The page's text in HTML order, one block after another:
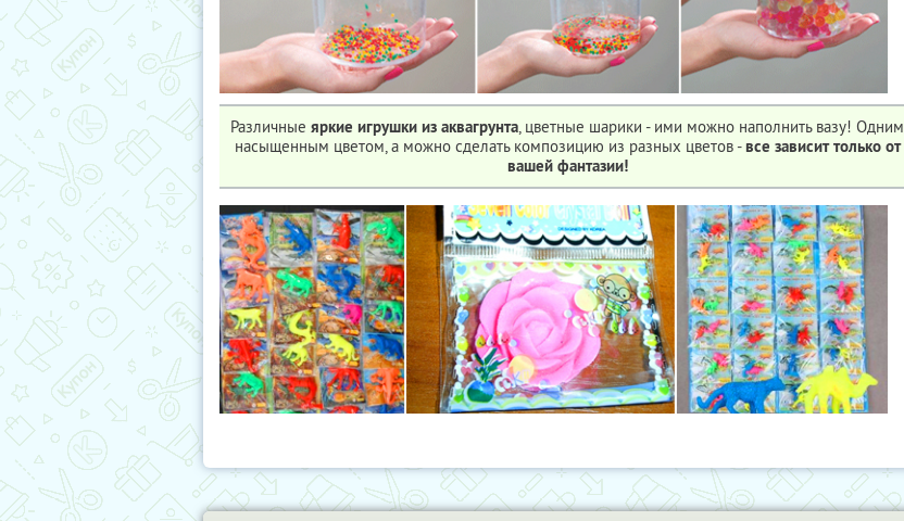
Различные яркие игрушки из аквагрунта, цветные шарики - ими можно наполнить вазу! Одним
насыщенным цветом, а можно сделать композицию из разных цветов -все зависит только от
вашей фантазии!